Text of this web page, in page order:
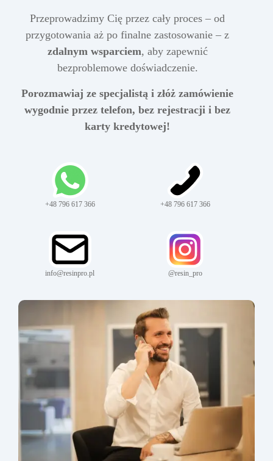
Przeprowadzimy Cię przez cały proces – od
przygotowania aż po finalne zastosowanie – z
zdalnym wsparciem, aby zapewnić
bezproblemowe doświadczenie.
Porozmawiaj ze specjalistą i złóż zamówienie
wygodnie przez telefon, bez rejestracji i bez
karty kredytowej!
+48 796 617 366 +48 796 617 366
info@resinpro.pl @resin_pro